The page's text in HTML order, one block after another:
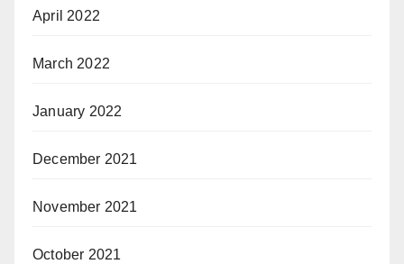
April 2022
March 2022
January 2022
December 2021
November 2021
October 2021